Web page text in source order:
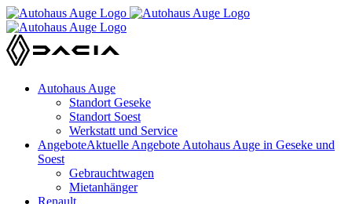
Zum
Inhalt
springen
Autohaus Auge
Standort Geseke
Standort Soest
Werkstatt und Service
AngeboteAktuelle Angebote Autohaus Auge in Geseke und
Soest
Gebrauchtwagen
Mietanhänger
Renault